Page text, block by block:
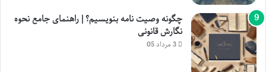
چگونه وصیت نامه بنویسیم؟ | راهنمای جامع نحوه
نگارش قانونی
3 مرداد 05